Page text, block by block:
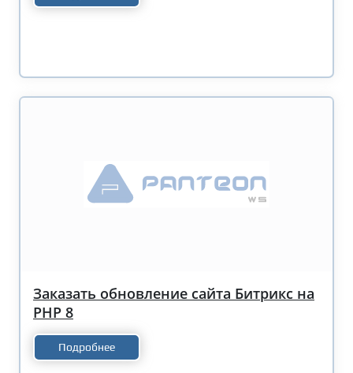
Заказать обновление сайта Битрикс на
PHP 8
Подробнее